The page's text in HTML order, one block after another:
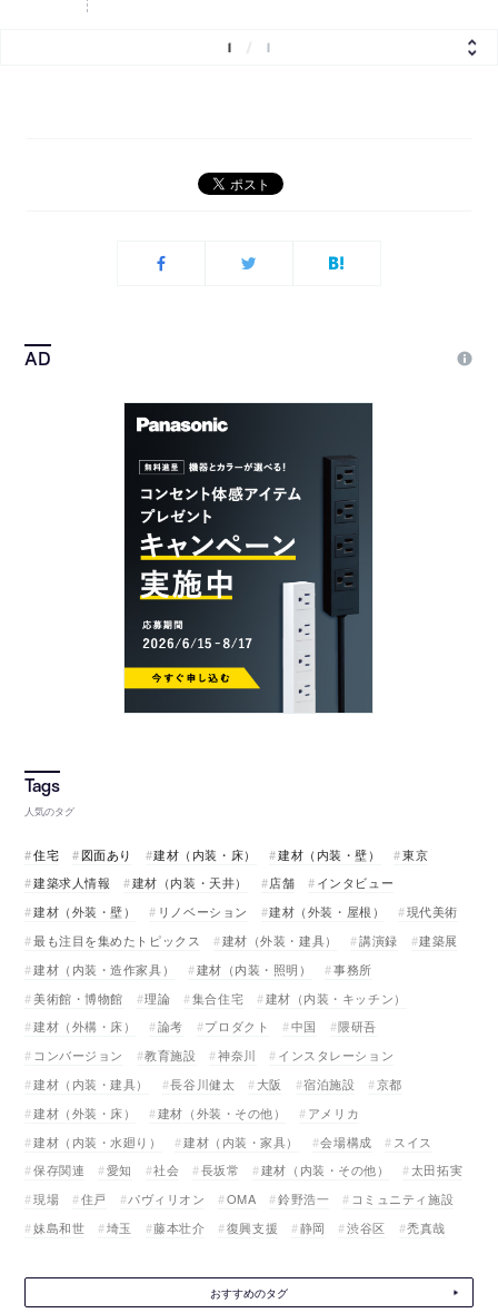
1 1
人気のタグ
住宅 図面あり 建材（内装・床） 建材（内装・壁）
東京
建築求人情報
建材（内装・天井） 店舗
インタビュー
建材（外装・壁）
リノベーション 建材（外装・屋根）
現代美術
最も注目を集めたトピックス
建材（外装・建具） 講演録
建築展
建材（内装・造作家具）
建材（内装・照明）
事務所
美術館・博物館
理論 集合住宅
建材（内装・キッチン）
建材（外構・床）
論考 プロダクト 中国
隈研吾
コンバージョン
教育施設 神奈川
インスタレーション
建材（内装・建具）
長谷川健太 大阪 宿泊施設
京都
建材（外装・床）
建材（外装・その他）
アメリカ
建材（内装・水廻り）
建材（内装・家具） 会場構成
スイス
保存関連
愛知 社会 長坂常 建材（内装・その他）
太田拓実
現場
住戸 パヴィリオン OMA 鈴野浩一
コミュニティ施設
妹島和世
埼玉 藤本壮介 復興支援 静岡 渋谷区 禿真哉
おすすめのタグ